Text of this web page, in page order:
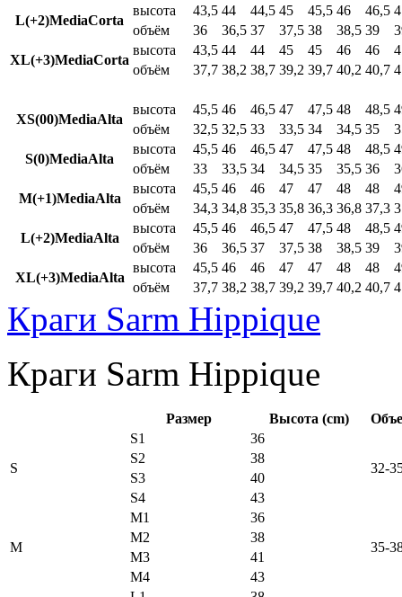
L(+2)MediaCorta
высота 43,5 44 44,5 45 45,5 46 46,5
объём
36 36,5 37 37,5 38 38,5 39
XL(+3)MediaCorta
высота 43,5 44 44 45 45 46 46
объём
37,7 38,2 38,7 39,2 39,7 40,2 40,7
XS(00)MediaAlta
высота 45,5 46 46,5 47 47,5 48 48,5
объём
32,5 32,5 33 33,5 34 34,5 35
S(0)MediaAlta
высота 45,5 46 46,5 47 47,5 48 48,5
объём
33 33,5 34 34,5 35 35,5 36
M(+1)MediaAlta
высота 45,5 46 46 47 47 48 48
объём
34,3 34,8 35,3 35,8 36,3 36,8 37,3
L(+2)MediaAlta
высота 45,5 46 46,5 47 47,5 48 48,5
объём
36 36,5 37 37,5 38 38,5 39
XL(+3)MediaAlta
высота 45,5 46 46 47 47 48 48
объём
37,7 38,2 38,7 39,2 39,7 40,2 40,7
Краги Sarm Hippique
Краги Sarm Hippique
Размер Высота (cm)
S
S1
36
32-
S2
38
S3
40
S4
43
M
M1
36
35-
M2
38
M3
41
M4
43